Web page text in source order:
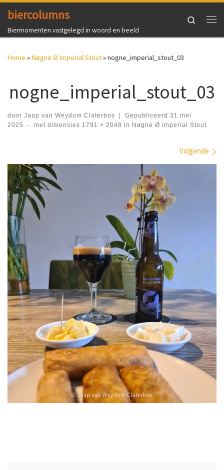
Ga naar inhoud
biercolumns
Biermomenten vastgelegd in woord en beeld
Search
Home »Nøgne Ø Imperial Stout»nogne_imperial_stout_03
nogne_imperial_stout_03
door Jaap van Weydom Claterbos Gepubliceerd 31 mei
2025
- met dimensies 1791 × 2048 in Nøgne Ø Imperial Stout
Volgende